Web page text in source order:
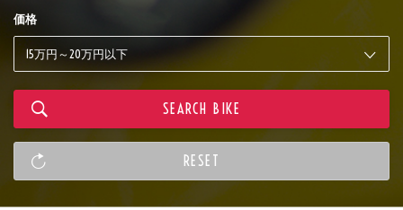
価格